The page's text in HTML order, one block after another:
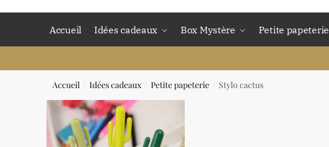
Accueil Idées cadeaux Box Mystère Petite papeterie
Accueil / Idées cadeaux / Petite papeterie / Stylo cactus